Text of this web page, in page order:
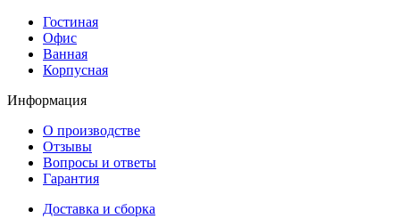
Гостиная
Офис
Ванная
Корпусная
Информация
О производстве
Отзывы
Вопросы и ответы
Гарантия
Доставка и сборка